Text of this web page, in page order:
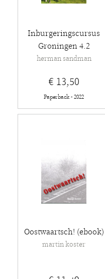
Inburgeringscursus
Groningen 4.2
herman sandman
€ 13,50
Paperback - 2022
Oostwaartsch! (ebook)
martin koster